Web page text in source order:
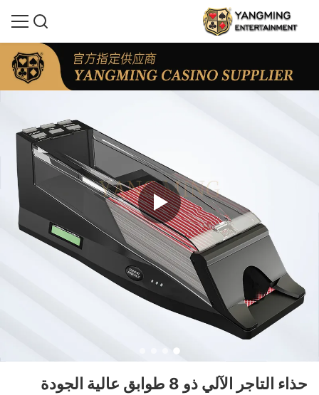
حذاء التاجر الآلي ذو 8 طوابق عالية الجودة